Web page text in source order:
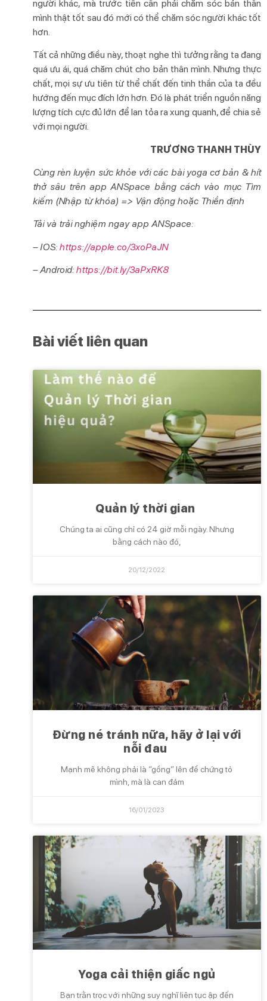
người khác, mà trước tiên cần phải chăm sóc bản thân
mình thật tốt sau đó mới có thể chăm sóc người khác tốt
hơn.
Tất cả những điều này, thoạt nghe thì tưởng rằng ta đang
quá ưu ái, quá chăm chút cho bản thân mình. Nhưng thực
chất, mọi sự ưu tiên từ thể chất đến tinh thần của ta đều
hướng đến mục đích lớn hơn. Đó là phát triển nguồn năng
lượng tích cực đủ lớn để lan tỏa ra xung quanh, để chia sẻ
với mọi người.
TRƯƠNG THANH THÙY
Cùng rèn luyện sức khỏe với các bài yoga cơ bản & hít
thở sâu trên app ANSpace bằng cách vào mục Tìm
kiếm (Nhập từ khóa) => Vận động hoặc Thiền định
Tải và trải nghiệm ngay app ANSpace:
– IOS: https://apple.co/3xoPaJN
– Android: https://bit.ly/3aPxRK8
Bài viết liên quan
Quản lý thời gian
Chúng ta ai cũng chỉ có 24 giờ mỗi ngày. Nhưng
bằng cách nào đó,
20/12/2022
Đừng né tránh nữa, hãy ở lại với
nỗi đau
Mạnh mẽ không phải là “gồng” lên để chứng tỏ
mình, mà là can đảm
16/01/2023
Yoga cải thiện giấc ngủ
Bạn trằn trọc với những suy nghĩ liên tục ập đến